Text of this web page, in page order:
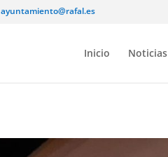
ayuntamiento@rafal.es
Inicio Noticias